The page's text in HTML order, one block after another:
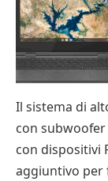
Il sistema di
con
con dispositivi
aggiuntivo per